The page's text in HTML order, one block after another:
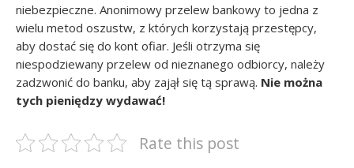
niebezpieczne. Anonimowy przelew bankowy to jedna z
wielu metod oszustw, z których korzystają przestępcy,
aby dostać się do kont ofiar. Jeśli otrzyma się
niespodziewany przelew od nieznanego odbiorcy, należy
zadzwonić do banku, aby zajął się tą sprawą. Nie można
tych pieniędzy wydawać!
Rate this post